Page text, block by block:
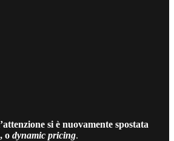
si è nuovamente spostata
, o dynamic pricing.